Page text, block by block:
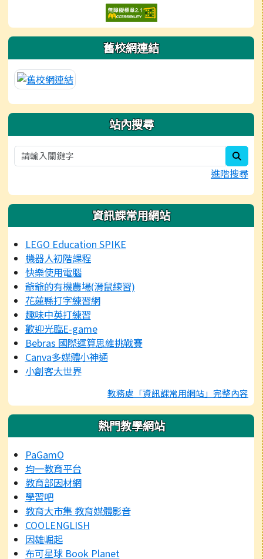
舊校網連結
站內搜尋
進階搜尋
資訊課常用網站
LEGO Education SPIKE
機器人初階課程
快樂使用電腦
爺爺的有機農場(滑鼠練習)
花蓮縣打字練習網
趣味中英打練習
歡迎光臨E-game
Bebras 國際運算思維挑戰賽
Canva多媒體小神通
小創客大世界
教務處「資訊課常用網站」完整內容
熱門教學網站
PaGamO
均一教育平台
教育部因材網
學習吧
教育大市集 教育媒體影音
COOLENGLISH
因雄崛起
布可星球 Book Planet